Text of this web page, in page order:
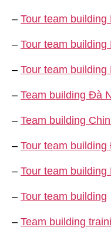
– Tour team building
– Tour team
– Tour team
– Team building Đà
– Team building
– Tour team
– Tour team
– Tour team building
– Team building